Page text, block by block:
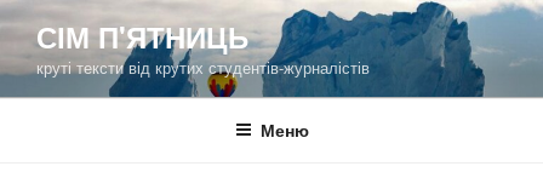
Перейти
вмісту
СІМ П'ЯТНИЦЬ
круті тексти від крутих студентів-журналістів
Меню